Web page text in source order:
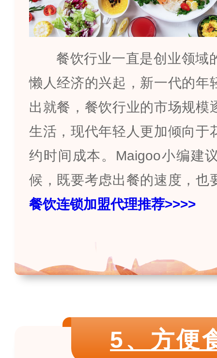
餐饮行业一直是创业领域
懒人经济的兴起，新一代的年
出就餐，餐饮行业的市场规模
生活，现代年轻人更加倾向于
约时间成本。 Maigoo小编建
候，既要考虑出餐的速度，也
餐饮连锁加盟代理推荐>>>>
5、方便